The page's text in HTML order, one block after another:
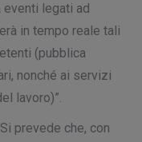
eventi legati ad
in tempo reale tali
(pubblica
nonché ai servizi
lavoro)”.
prevede che, con